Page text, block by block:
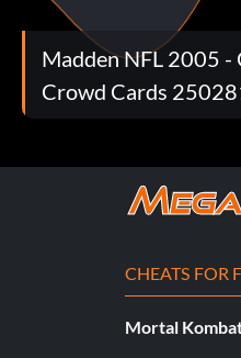
These are unlocked by
251: Cincinatti Bengals
260: Dallas Cowboys
264: San Francisco 49ers
273: St. Louis Rams
Madden NFL 2005 -
Crowd Cards
CHEATS FOR
Mortal